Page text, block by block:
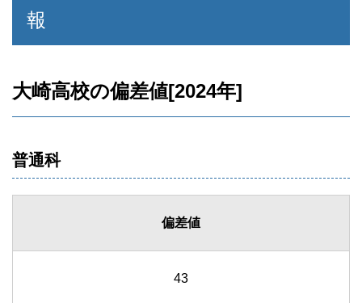
報
大崎高校の偏差値[2024年]
普通科
偏差値
43